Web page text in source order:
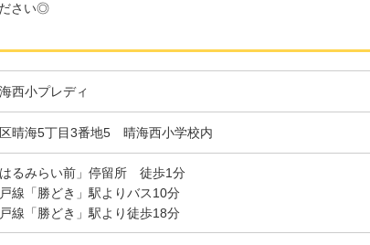
さい◎
西小プレディ
晴海5丁目3番地5 晴海西小学校内
るみらい前」停留所 徒歩1分
線「勝どき」駅よりバス10分
線「勝どき」駅より徒歩18分